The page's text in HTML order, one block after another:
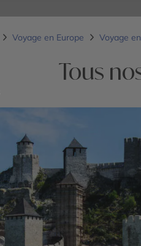
Voyage en Europe Voyage
Tous